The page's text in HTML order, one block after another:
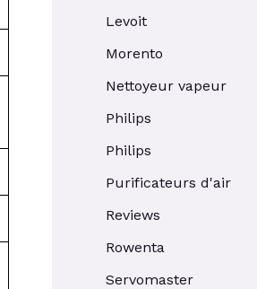
Levoit
Morento
Nettoyeur vapeur
Philips
Philips
Purificateurs d'air
Reviews
Rowenta
Servomaster